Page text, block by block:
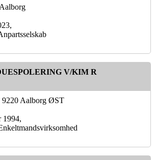
V/KIM R
9220 Aalborg ØST
1994,